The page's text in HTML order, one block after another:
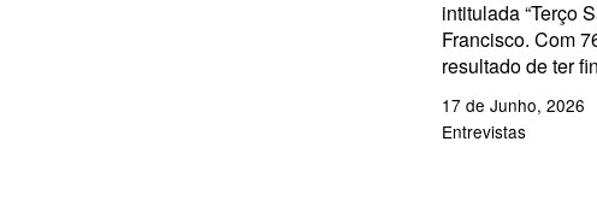
intitulada “Terço
Francisco. Com
resultado de ter
17 de Junho, 2026
Entrevistas